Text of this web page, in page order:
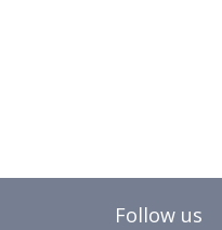
Follow us